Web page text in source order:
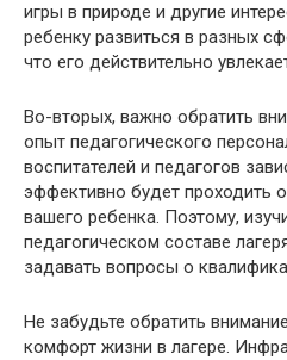
игры в природе и другие
ребенку развиться в разных
что его действительно
Во-вторых, важно обратить
опыт педагогического
воспитателей и педагогов
эффективно будет проходить
вашего ребенка. Поэтому,
педагогическом составе
задавать вопросы о
Не забудьте обратить
комфорт жизни в лагере.